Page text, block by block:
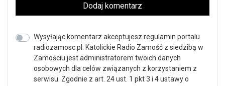
Dodaj komentarz
Wysyłając komentarz akceptujesz regulamin portalu
radiozamosc.pl. Katolickie Radio Zamość z siedzibą w
Zamościu jest administratorem twoich danych
osobowych dla celów związanych z korzystaniem z
serwisu. Zgodnie z art. 24 ust. 1 pkt 3 i 4 ustawy o